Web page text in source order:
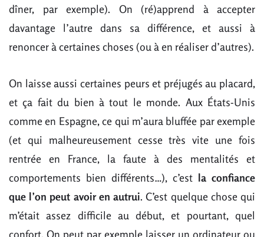
dîner, par exemple). On (ré)apprend à accepter
davantage l’autre dans sa différence, et aussi à
renoncer à certaines choses (ou à en réaliser d’autres).
On laisse aussi certaines peurs et préjugés au placard,
et ça fait du bien à tout le monde. Aux États-Unis
comme en Espagne, ce qui m’aura bluffée par exemple
(et qui malheureusement cesse très vite une fois
rentrée en France, la faute à des mentalités et
comportements bien différents…), c’est la confiance
que l’on peut avoir en autrui. C’est quelque chose qui
m’était assez difficile au début, et pourtant, quel
confort. On peut par exemple laisser un ordinateur ou